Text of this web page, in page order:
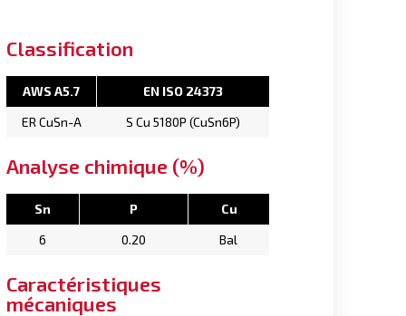
Classification
AWS A5.7
EN ISO 24373
ER CuSn-A
S Cu 5180P (CuSn6P)
Analyse chimique (%)
Sn P
Cu
6
0.20 Bal
Caractéristiques
mécaniques